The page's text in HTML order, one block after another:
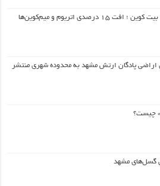
۱۵ درصدی اتریوم و میم‌کوین‌ها
اراضی پادگان ارتش مشهد به محدوده شهری منتشر
چیست؟
گسل‌های مشهد